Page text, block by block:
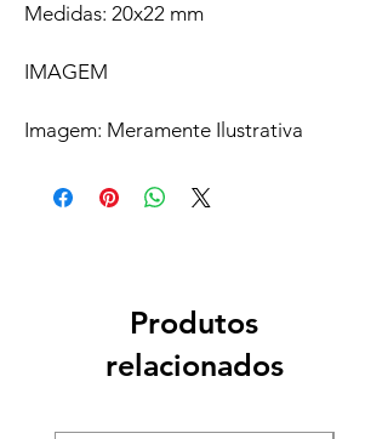
Medidas: 20x22 mm
IMAGEM
Imagem: Meramente Ilustrativa
Produtos
relacionados